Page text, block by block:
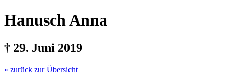
HanuschAnna
† 29. Juni 2019
« zurück zur Übersicht